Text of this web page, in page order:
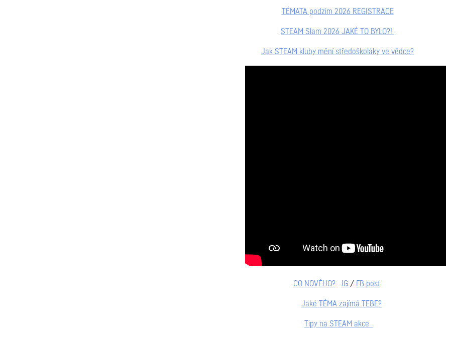
TÉMATA podzim 2026 REGISTRACE
STEAM Slam 2026 JAKÉ TO BYLO?!
Jak STEAM kluby mění středoškoláky ve vědce?
CO NOVÉHO? IG / FB post
Jaké TÉMA zajímá TEBE?
Tipy na STEAM akce